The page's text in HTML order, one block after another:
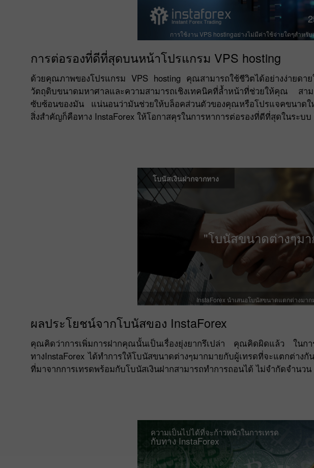
การใช้งาน VPS hostingอย่างไม่มีค่าใช้จ่ายใดๆสำหรั
การต่อรองที่ดีที่สุดบนหน้าโปรแกรม VPS hosting
ด้วยคุณภาพของโปรแกรม VPS hosting คุณสามารถใช้ชีวิตได้อย่างง่ายดา
วัตถุดิบขนาดมหาศาลและความสามารถเชิงเทคนิคที่ล้ำหน้าที่ช่วยให้คุณ สาม
ซับซ้อนของมัน แน่นอนว่ามันช่วยให้บล็อคส่วนตัวของคุณหรือโปรแจคขนาดใ
สิ่งสำคัญก็คือทาง InstaForex ให้โอกาสคุรในการหาการต่อรองที่ดีที่สุดในระบ
โบนัสเงินฝากจากทาง
"โบนัสขนาดต่างๆม
InstaForex นำเสนอโบนัสขนาดแตกต่างมา
ผลประโยชน์จากโบนัสของ InstaForex
คุณคิดว่าการเพิ่มการฝากคุณนั้นเป็นเรื่องยุ่งยากรึเปล่า คุณคิดผิดแล้ว ในกา
ทางInstaForex ได้ทำการให้โบนัสขนาดต่างๆมากมายกับผู้เทรดที่จะแตกต่าง
ที่มาจากการเทรดพร้อมกับโบนัสเงินฝากสามารถทำการถอนได้ ไม่จำกัดจำนวน
ความเป็นไปได้ที่จะก้าวหน้าในการเทรด
กับทาง InstaForex